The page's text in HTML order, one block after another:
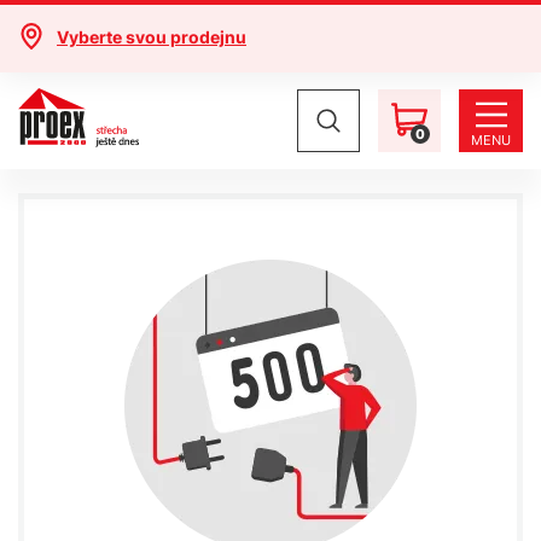
Vyberte svou prodejnu
0 MENU